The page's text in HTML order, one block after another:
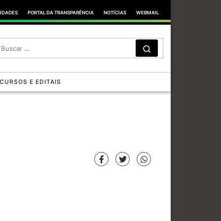
PORTAL DA TRANSPARÊNCIA NOTÍCIAS WEBMAIL
SEARCH
CURSOS E EDITAIS